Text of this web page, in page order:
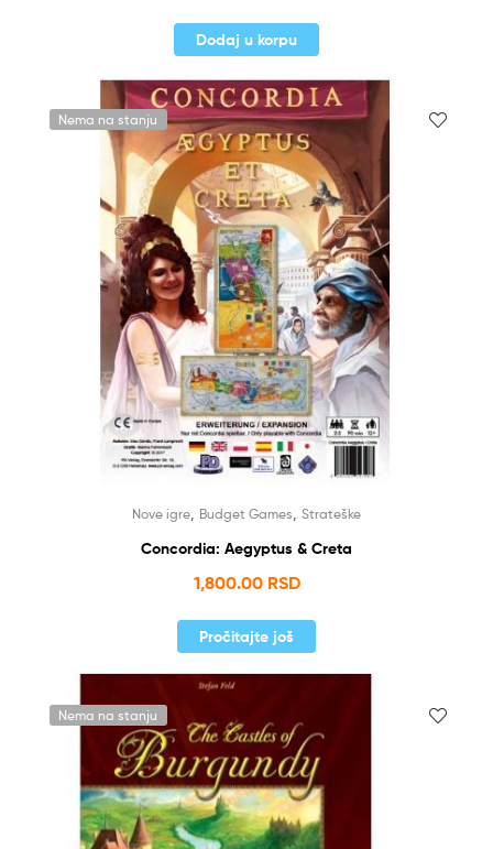
Dodaj u korpu
Nema na stanju
Nove igre Budget Games Strateške
Concordia: Aegyptus & Creta
1,800.00 RSD
Pročitajte još
Nema na stanju